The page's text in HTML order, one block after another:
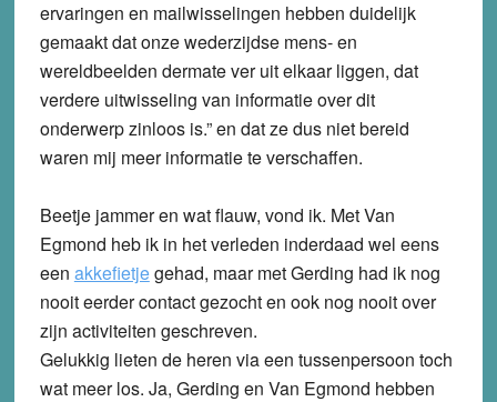
ervaringen en mailwisselingen hebben duidelijk
gemaakt dat onze wederzijdse mens- en
wereldbeelden dermate ver uit elkaar liggen, dat
verdere uitwisseling van informatie over dit
onderwerp zinloos is.” en dat ze dus niet bereid
waren mij meer informatie te verschaffen.
Beetje jammer en wat flauw, vond ik. Met Van
Egmond heb ik in het verleden inderdaad wel eens
een akkefietjegehad, maar met Gerding had ik nog
nooit eerder contact gezocht en ook nog nooit over
zijn activiteiten geschreven.
Gelukkig lieten de heren via een tussenpersoon toch
wat meer los. Ja, Gerding en Van Egmond hebben